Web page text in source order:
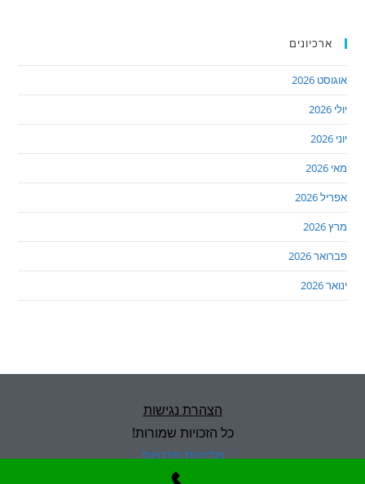
ארכיונים
אוגוסט 2026
יולי 2026
יוני 2026
מאי 2026
אפריל 2026
מרץ 2026
פברואר 2026
ינואר 2026
הצהרת נגישות
כל הזכויות שמורות!
מדיניות פרטיות